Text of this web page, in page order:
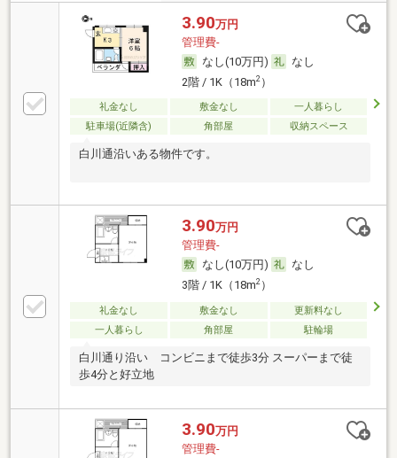
3.90万円
管理費-
なし(10万円)
なし
2階 / 1K（18m2）
礼金なし 敷金なし
一人暮らし
駐車場(近隣含)
角部屋 収納スペース
白川通沿いある物件です。
3.90万円
管理費-
なし(10万円)
なし
3階 / 1K（18m2）
礼金なし 敷金なし
更新料なし
一人暮らし
角部屋 駐輪場
白川通り沿い コンビニまで徒歩3分 スーパーまで徒
歩4分と好立地
3.90万円
管理費-